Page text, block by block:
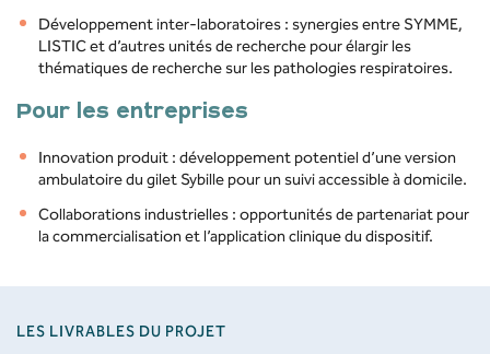
Développement inter-laboratoires : synergies entre SYMME,
LISTIC et d’autres unités de recherche pour élargir les
thématiques de recherche sur les pathologies respiratoires.
Pour les entreprises
Innovation produit : développement potentiel d’une version
ambulatoire du gilet Sybille pour un suivi accessible à domicile.
Collaborations industrielles : opportunités de partenariat pour
la commercialisation et l’application clinique du dispositif.
LES LIVRABLES DU PROJET